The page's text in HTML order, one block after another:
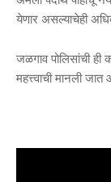
येणार असल्याचेही
जळगाव पोलिसांची ही
महत्त्वाची मानली